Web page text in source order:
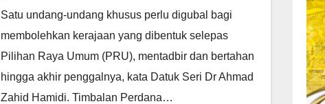
Satu undang-undang khusus perlu digubal bagi
membolehkan kerajaan yang dibentuk selepas
Pilihan Raya Umum (PRU), mentadbir dan bertahan
hingga akhir penggalnya, kata Datuk Seri Dr Ahmad
Zahid Hamidi. Timbalan Perdana…